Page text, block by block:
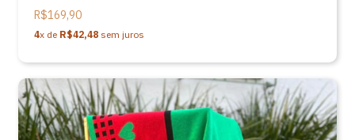
R$169,90
4x de R$42,48 sem juros